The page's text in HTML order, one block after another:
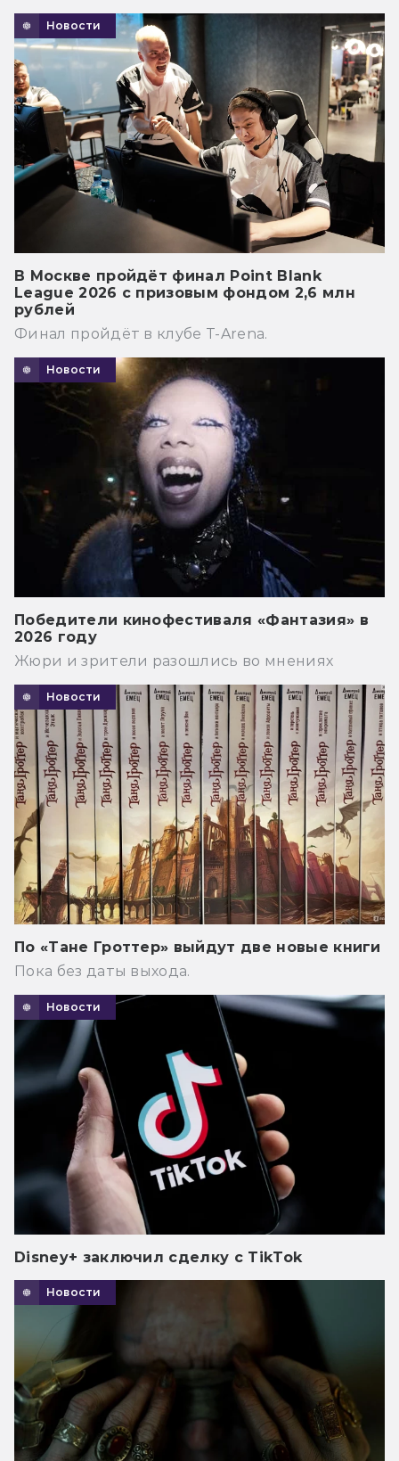
Новости
В Москве пройдёт финал Point Blank
League 2026 с призовым фондом 2,6 млн
рублей
Финал пройдёт в клубе T-Arena.
Новости
Победители кинофестиваля «Фантазия» в
2026 году
Жюри и зрители разошлись во мнениях
Новости
По «Тане Гроттер» выйдут две новые книги
Пока без даты выхода.
Новости
Disney+ заключил сделку с TikTok
Новости